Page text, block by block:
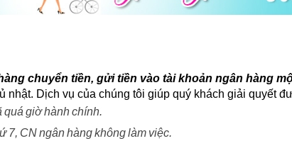
chuyển tiền, gửi tiền vào tài khoản ngân hàng
nhật. Dịch vụ của chúng tôi giúp quý khách giải quyết
quá giờ hành chính.
7, CN ngân hàng không làm việc.